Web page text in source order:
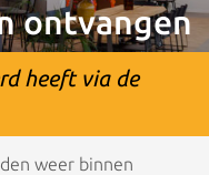
ontvangen
heeft via de
weer binnen